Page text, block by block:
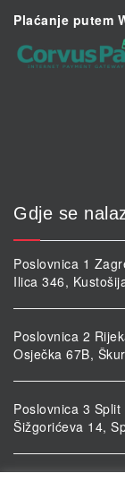
Plaćanje putem
Gdje se
Poslovnica 1
Ilica 346,
Poslovnica 2
Osječka 67B,
Poslovnica 3 Split
Šižgorićeva 14,